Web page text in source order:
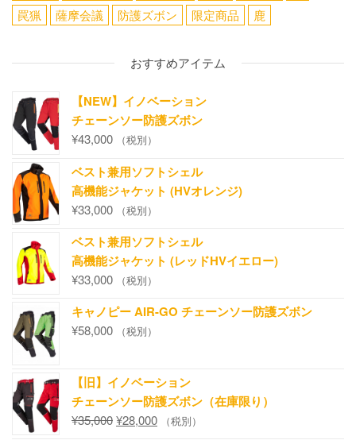
罠猟
薩摩会議 防護ズボン 限定商品 鹿
おすすめアイテム
【NEW】イノベーション
チェーンソー防護ズボン
¥43,000 （税別）
ベスト兼用ソフトシェル
高機能ジャケット (HVオレンジ)
¥33,000 （税別）
ベスト兼用ソフトシェル
高機能ジャケット (レッドHVイエロー)
¥33,000 （税別）
キャノピー AIR-GO チェーンソー防護ズボン
¥58,000 （税別）
【旧】イノベーション
チェーンソー防護ズボン（在庫限り）
¥35,000¥28,000 （税別）